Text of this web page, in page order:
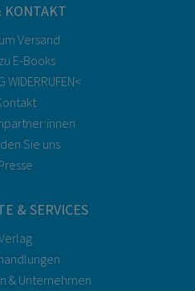
KONTAKT
Versand
E-Books
WIDERRUFEN<
Sie uns
& SERVICES
& Unternehmen